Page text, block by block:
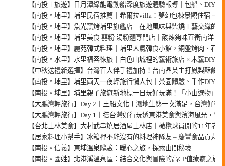
【南投〡旅遊】日月潭綠能電動船深度旅遊體驗報導｜包船、DIY
【南投。埔里】埔里民宿推薦｜希爾拉villa：夢幻包棟景觀住宿 一
【南投。埔里】魚光窯烤埔里旗艦店｜在地風味與柴燒工藝交織的
【南投。埔里】埔里美食 囍粉 湯粉麵專門店｜酸辣夠味直衝南洋
【南投。埔里】麗苑韓式料理｜埔里人氣韓食小館，銅盤烤肉、石
【南投。水里】水里福容徠旅｜白色山城裡的藝術旅店 × 木藝DIY ×
【中秋送禮新選擇】台灣百大伴手禮加持！台南晶英主打鳳梨酥餅 ×
【南投。埔里】埔里兩天一夜輕旅行懶人包｜茶園體驗、手作DIY
【南投。埔里】埔里親子旅遊新地標一日玩好玩滿！「小山選物」
【大鵬灣輕旅行】Day 2｜王船文化＋濕地生態一次滿足，台灣好行
【大鵬灣輕旅行】Day 1｜搭台灣好行玩透東港美食與濱海風光，懶
【台北士林美食】大村武串燒居酒屋士林店｜橄欖球員開的11年老
【居家料理小幫手】冰箱裡不能沒有的料理神隊友 – 慶豐食品貢丸！
【南投。信義】東埔溫泉體驗：暖心之旅，探索山間秘境
【南投。國姓】北港溪溫泉區：結合文化與冒險的高CP值療癒之旅